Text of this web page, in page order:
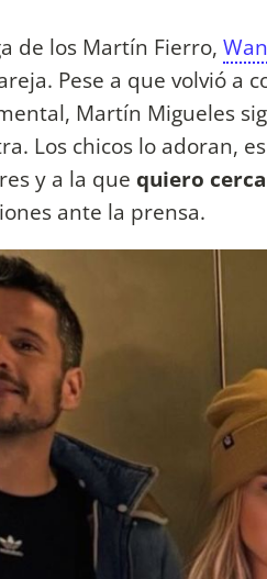
de los Martín Fierro,
Pese a que volvió a
Martín Migueles
Los chicos lo adoran,
y a la que quiero
ante la prensa.